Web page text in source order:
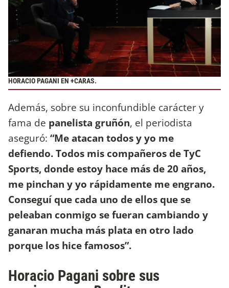
HORACIO PAGANI EN +CARAS.
Además, sobre su inconfundible carácter y
fama de panelista gruñón, el periodista
aseguró: “Me atacan todos y yo me
defiendo. Todos mis compañeros de TyC
Sports, donde estoy hace más de 20 años,
me pinchan y yo rápidamente me engrano.
Conseguí que cada uno de ellos que se
peleaban conmigo se fueran cambiando y
ganaran mucha más plata en otro lado
porque los hice famosos”.
Horacio Pagani sobre sus